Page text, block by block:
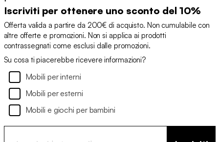
Iscriviti per ottenere uno sconto del 10%
Offerta valida a partire da 200€ di acquisto. Non cumulabile con
altre offerte e promozioni. Non si applica ai prodotti
contrassegnati come esclusi dalle promozioni.
Su cosa ti piacerebbe ricevere informazioni?
Mobili per interni
Mobili per esterni
Mobili e giochi per bambini